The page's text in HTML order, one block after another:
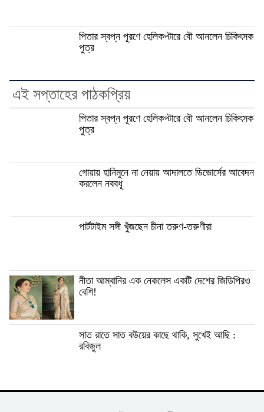
পিতার স্বপ্ন পূরণে হেলিকপ্টারে বৌ আনলেন চিকিৎসক
পুত্র
এই সপ্তাহের পাঠকপ্রিয়
পিতার স্বপ্ন পূরণে হেলিকপ্টারে বৌ আনলেন চিকিৎসক
পুত্র
গোয়ায় হানিমুনে না নেয়ায় আদালতে ডিভোর্সের আবেদন
করলেন নববধূ
পার্টটাইম সঙ্গী খুঁজছেন চীনা তরুণ-তরুণীরা
নীতা আম্বানির এক নেকলেস একটি দেশের জিডিপিরও
বেশি!
সাত রাতে সাত বউয়ের কাছে থাকি, সুখেই আছি :
রবিজুল